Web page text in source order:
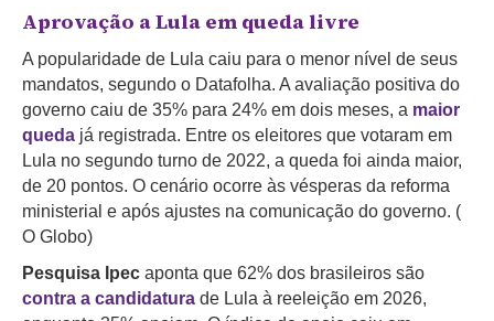
Aprovação a Lula em queda livre
A popularidade de Lula caiu para o menor nível de seus
mandatos, segundo o Datafolha. A avaliação positiva do
governo caiu de 35% para 24% em dois meses, a maior
queda já registrada. Entre os eleitores que votaram em
Lula no segundo turno de 2022, a queda foi ainda maior,
de 20 pontos. O cenário ocorre às vésperas da reforma
ministerial e após ajustes na comunicação do governo. (
O Globo)
Pesquisa Ipec aponta que 62% dos brasileiros são
contra a candidatura de Lula à reeleição em 2026,